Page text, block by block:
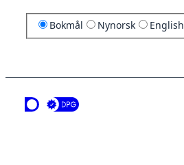
Bokmål Nynorsk English